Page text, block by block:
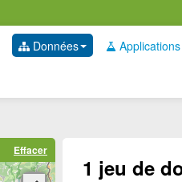
Données Applications
1 jeu de
Effacer